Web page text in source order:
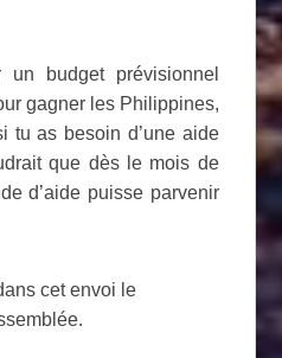
un budget prévisionnel
gagner les Philippines,
tu as besoin d’une aide
que dès le mois de
d’aide puisse parvenir
cet envoi le